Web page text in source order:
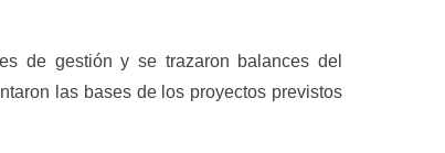
de gestión y se trazaron balances del
las bases de los proyectos previstos